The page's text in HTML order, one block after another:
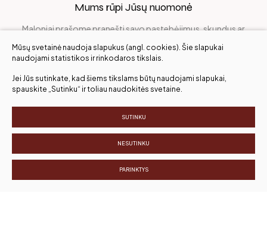
Mums rūpi Jūsų nuomonė
Maloniai prašome pranešti savo pastebėjimus, skundus ar
Įvertinkite mus
Visos teisės saugomos. ©
Slapukų parinktys
Duomenų apsauga
Mūsų svetainė naudoja slapukus (angl. cookies). Šie slapukai
naudojami statistikos ir rinkodaros tikslais.
Jei Jūs sutinkate, kad šiems tikslams būtų naudojami slapukai,
spauskite „Sutinku“ ir toliau naudokitės svetaine.
SUTINKU
NESUTINKU
PARINKTYS